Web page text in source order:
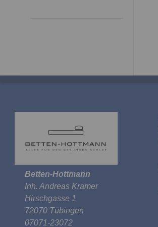
Betten-Hottmann
Inh. Andreas Kramer
Hirschgasse 1
72070 Tübingen
07071-23072